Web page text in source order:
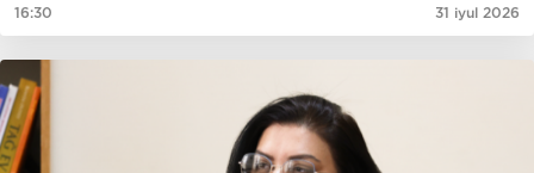
16:30 31 iyul 2026